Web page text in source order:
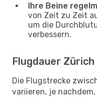
Ihre Beine
von Zeit zu Zeit
um die
verbessern.
Flugdauer
Die Flugstrecke
variieren, je